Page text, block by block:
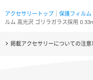
アクセサリートップ 保護フィルム
ルム 高光沢 ゴリラガラス採用
掲載アクセサリーについての注意